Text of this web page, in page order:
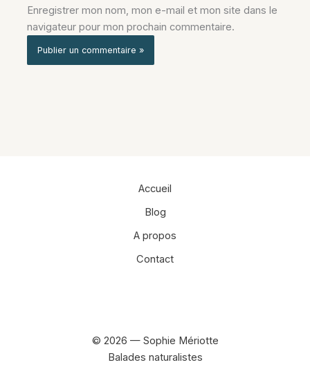
Enregistrer mon nom, mon e-mail et mon site dans le
navigateur pour mon prochain commentaire.
Accueil
Blog
A propos
Contact
© 2026 — Sophie Mériotte
Balades naturalistes